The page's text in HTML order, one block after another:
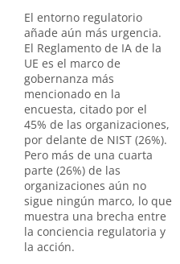
El entorno regulatorio
añade aún más urgencia.
El Reglamento de IA de la
UE es el marco de
gobernanza más
mencionado en la
encuesta, citado por el
45% de las organizaciones,
por delante de NIST (26%).
Pero más de una cuarta
parte (26%) de las
organizaciones aún no
sigue ningún marco, lo que
muestra una brecha entre
la conciencia regulatoria y
la acción.